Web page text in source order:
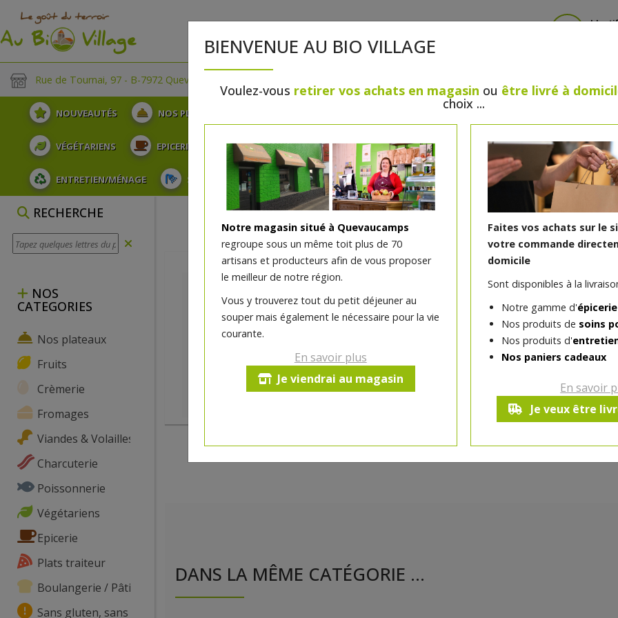
Rue de Tournai, 97 - B-7972 Quevaucamps
NOUVEAUTÉS NOS PLATEAUX
VÉGÉTARIENS EPICERIE PLATS TRAITEUR BOULANGERIE / PÂTISSERIE SANS GLUTEN, SANS
ENTRETIEN/MÉNAGE SOINS ET HYGIÈNE DU CORPS BEAUTÉ HUILES ESSENTIELLES MAISON
RECHERCHE
NOS
CATEGORIES
Nos plateaux
Fruits
Crèmerie
Fromages
Viandes & Volailles
Charcuterie
Poissonnerie
Végétariens
Epicerie
Plats traiteur
Boulangerie / Pâtisserie
Sans gluten, sans lactose, ...
BIENVENUE AU BIO VILLAGE
Voulez-vous retirer vos achats en magasin ou être livré à
choix ...
Notre magasin situé à Quevaucamps
regroupe sous un même toit plus de 70
artisans et producteurs afin de vous proposer
le meilleur de notre région.
Vous y trouverez tout du petit déjeuner au
souper mais également le nécessaire pour la vie
courante.
En savoir plus
Je viendrai au magasin
Faites vos achats sur le
votre commande
domicile
Sont disponibles à la
Notre gamme d'
Nos produits de soins
Nos produits d'
Nos paniers cadeaux
En savoir
Je veux être
Sorbet trou normand
Ce produit est indisponible pour le
DANS LA MÊME CATÉGORIE ...